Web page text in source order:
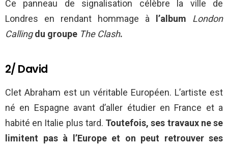
Ce panneau de signalisation célèbre la ville de
Londres en rendant hommage à l’album London
Callingdu groupe The Clash.
2/ David
Clet Abraham est un véritable Européen. L’artiste est
né en Espagne avant d’aller étudier en France et a
habité en Italie plus tard. Toutefois, ses travaux ne se
limitent pas à l’Europe et on peut retrouver ses